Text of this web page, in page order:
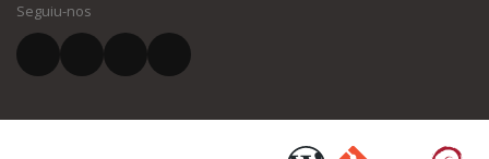
El vostre correu electrònic *
Seguiu-nos